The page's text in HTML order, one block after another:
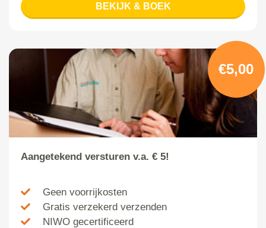
BEKIJK & BOEK
€5,00
Aangetekend versturen v.a. € 5!
Geen voorrijkosten
Gratis verzekerd verzenden
NIWO gecertificeerd